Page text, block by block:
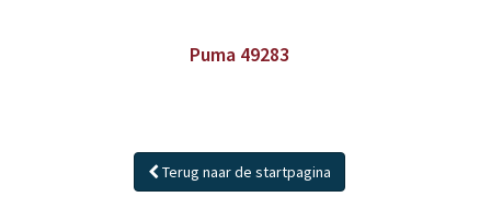
Puma 49283
Terug naar de startpagina